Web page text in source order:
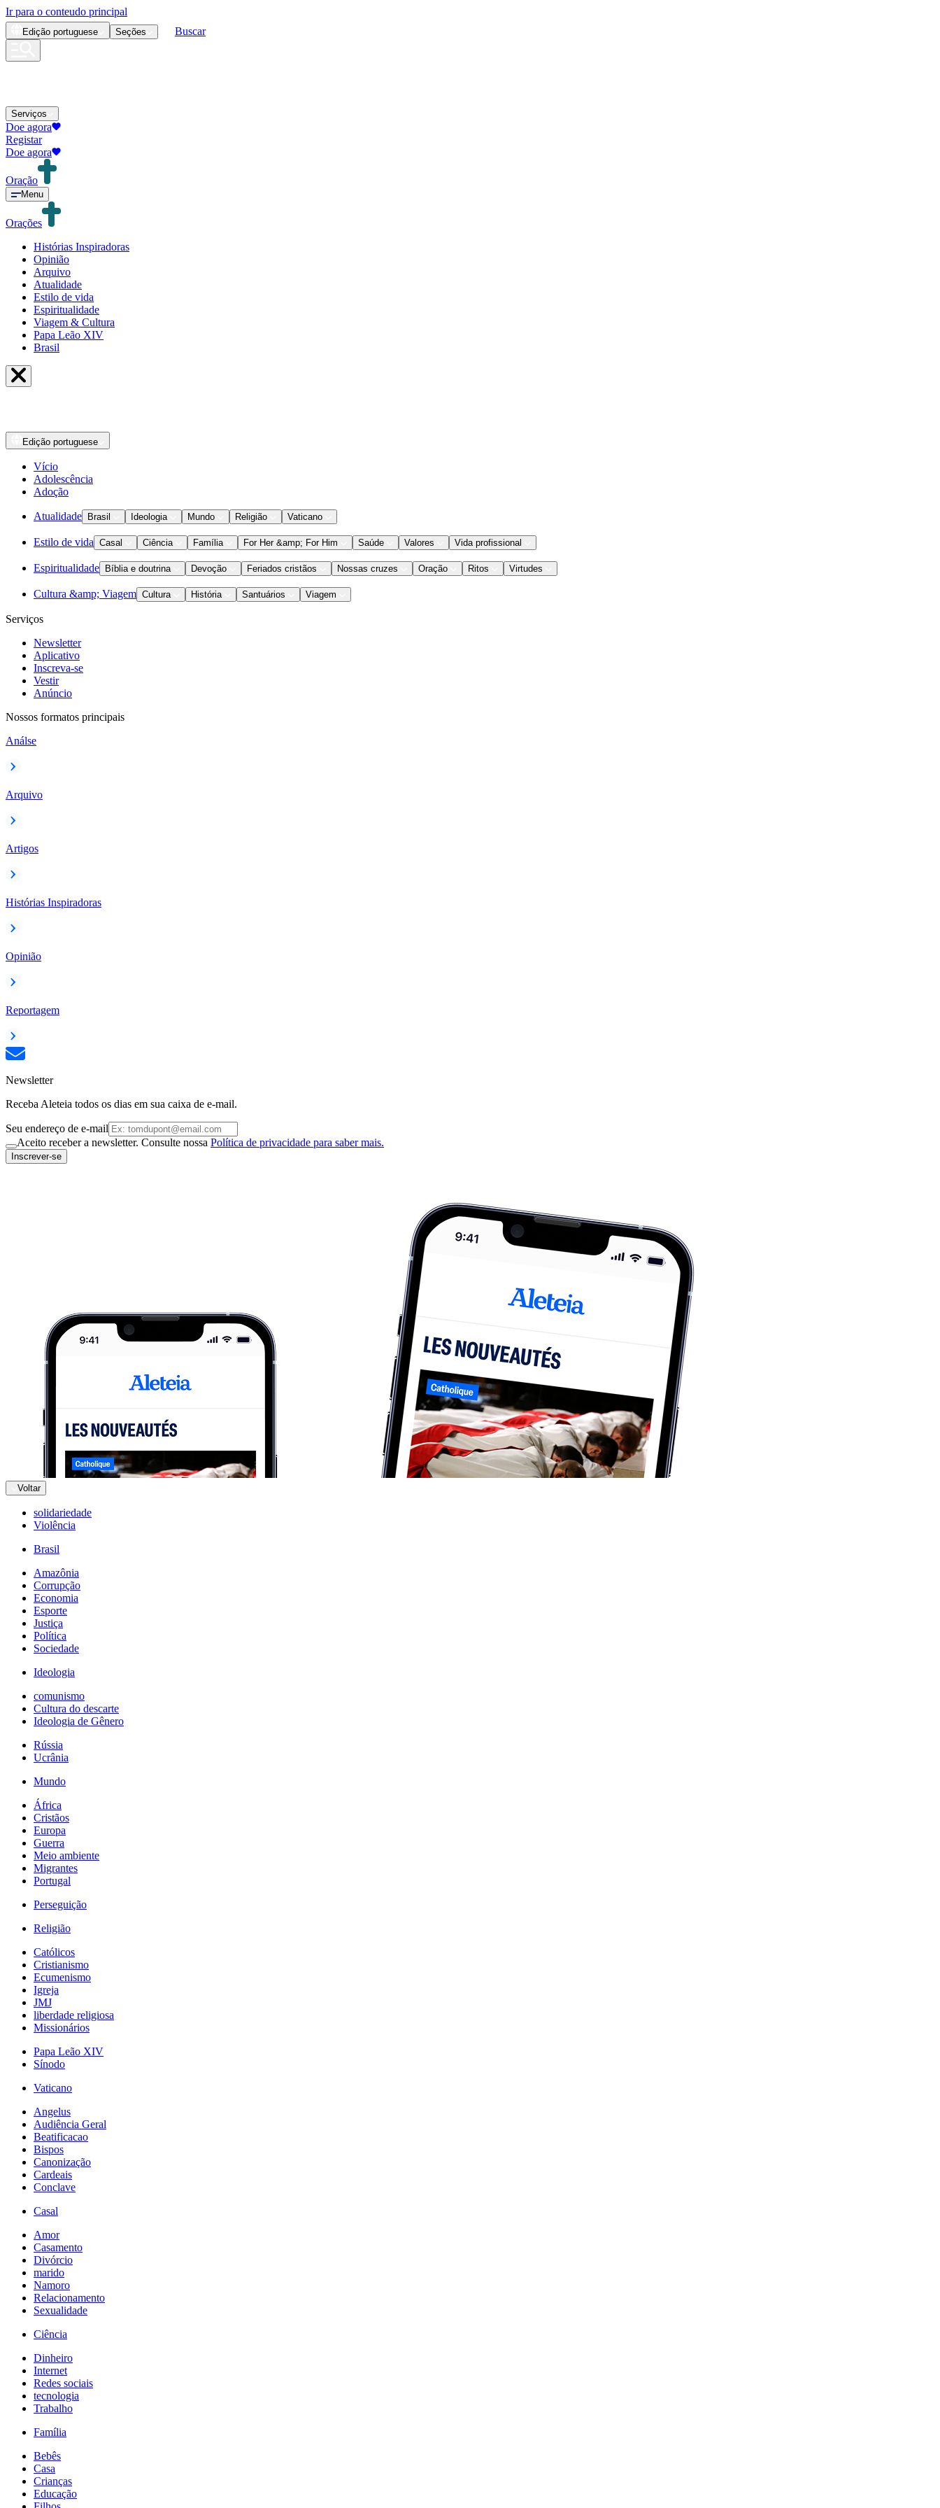
Ir para o conteudo principal
Edição portuguese Seções Buscar
Serviços
Doe agora
Registar
Doe agora
Oração
Menu
Orações
Histórias Inspiradoras
Opinião
Arquivo
Atualidade
Estilo de vida
Espiritualidade
Viagem & Cultura
Papa Leão XIV
Brasil
Edição portuguese
Vício
Adolescência
Adoção
Atualidade Brasil Ideologia Mundo Religião Vaticano
Estilo de vida Casal Ciência Família For Her &amp; For Him Saúde Valores Vida profissional
Espiritualidade Bíblia e doutrina Devoção Feriados cristãos Nossas cruzes Oração Ritos Virtudes
Cultura &amp; Viagem Cultura História Santuários Viagem
Serviços
Newsletter
Aplicativo
Inscreva-se
Vestir
Anúncio
Nossos formatos principais
Análse
Arquivo
Artigos
Histórias Inspiradoras
Opinião
Reportagem
Newsletter
Receba Aleteia todos os dias em sua caixa de e-mail.
Seu endereço de e-mail
Aceito receber a newsletter. Consulte nossa Política de privacidade para saber mais.
Inscrever-se
Voltar
solidariedade
Violência
Brasil
Amazônia
Corrupção
Economia
Esporte
Justiça
Política
Sociedade
Ideologia
comunismo
Cultura do descarte
Ideologia de Gênero
Rússia
Ucrânia
Mundo
África
Cristãos
Europa
Guerra
Meio ambiente
Migrantes
Portugal
Perseguição
Religião
Católicos
Cristianismo
Ecumenismo
Igreja
JMJ
liberdade religiosa
Missionários
Papa Leão XIV
Sínodo
Vaticano
Angelus
Audiência Geral
Beatificacao
Bispos
Canonização
Cardeais
Conclave
Casal
Amor
Casamento
Divórcio
marido
Namoro
Relacionamento
Sexualidade
Ciência
Dinheiro
Internet
Redes sociais
tecnologia
Trabalho
Família
Bebês
Casa
Crianças
Educação